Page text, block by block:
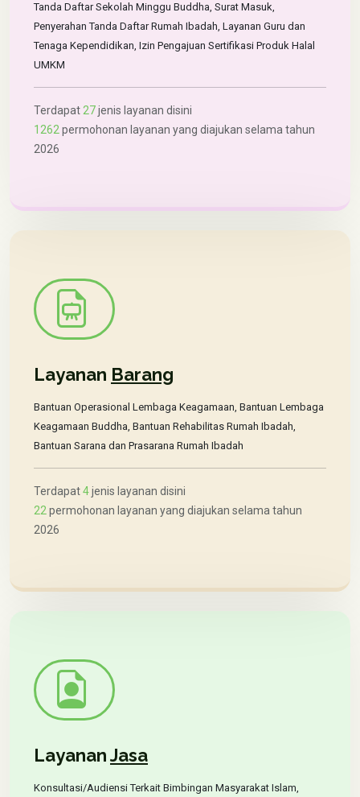
Tanda Daftar Sekolah Minggu Buddha, Surat Masuk,
Penyerahan Tanda Daftar Rumah Ibadah, Layanan Guru dan
Tenaga Kependidikan, Izin Pengajuan Sertifikasi Produk Halal
UMKM
Terdapat27jenis layanan disini
1262permohonan layanan yang diajukan selama tahun
2026
Layanan Barang
Bantuan Operasional Lembaga Keagamaan, Bantuan Lembaga
Keagamaan Buddha, Bantuan Rehabilitas Rumah Ibadah,
Bantuan Sarana dan Prasarana Rumah Ibadah
Terdapat4jenis layanan disini
22permohonan layanan yang diajukan selama tahun
2026
LayananJasa
Konsultasi/Audiensi Terkait Bimbingan Masyarakat Islam,